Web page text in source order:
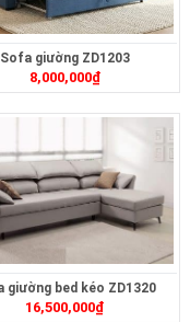
Sofa giường ZD1203
8,000,000₫
giường bed kéo ZD1320
16,500,000₫